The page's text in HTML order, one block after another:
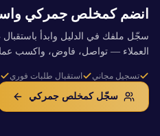
انضم كمخلص جمركي
سجّل ملفك في الدليل وابدأ
العملاء — تواصل، فاوض، واكسب
تسجيل مجاني استقبال طلبات فوري
سجّل كمخلص جمركي